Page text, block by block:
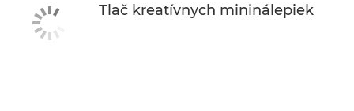
Tlač kreatívnych mininálepiek